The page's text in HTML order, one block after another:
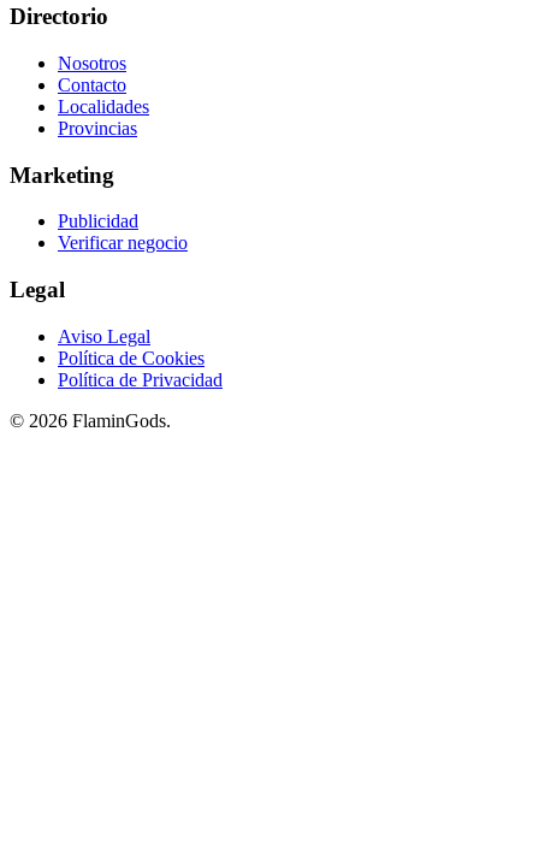
Directorio
Nosotros
Contacto
Localidades
Provincias
Marketing
Publicidad
Verificar negocio
Legal
Aviso Legal
Política de Cookies
Política de Privacidad
© 2026 FlaminGods.